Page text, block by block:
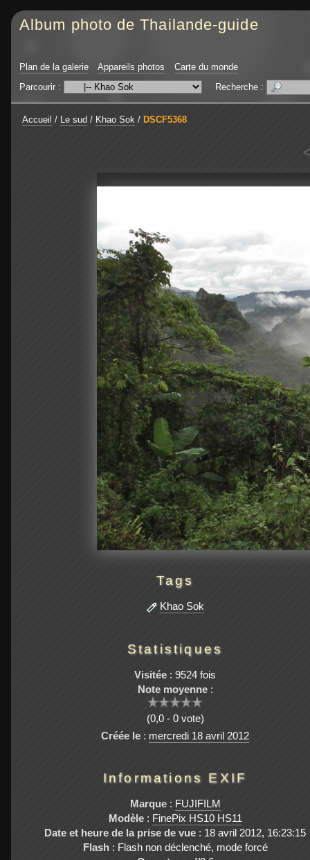
Album photo de Thailande-guide
Plan de la galerie Appareils photos
Carte du monde
Parcourir :
Recherche :
Accueil / Le sud / Khao Sok / DSCF5368
Tags
Khao Sok
Statistiques
Visitée : 9524 fois
Note moyenne:
(0,0 - 0 vote)
Créée le : mercredi 18 avril 2012
Informations EXIF
Marque: FUJIFILM
Modèle: FinePix HS10 HS11
Date et heure de la prise de vue : 18 avril 2012, 16:23:15
Flash: Flash non déclenché, mode forcé